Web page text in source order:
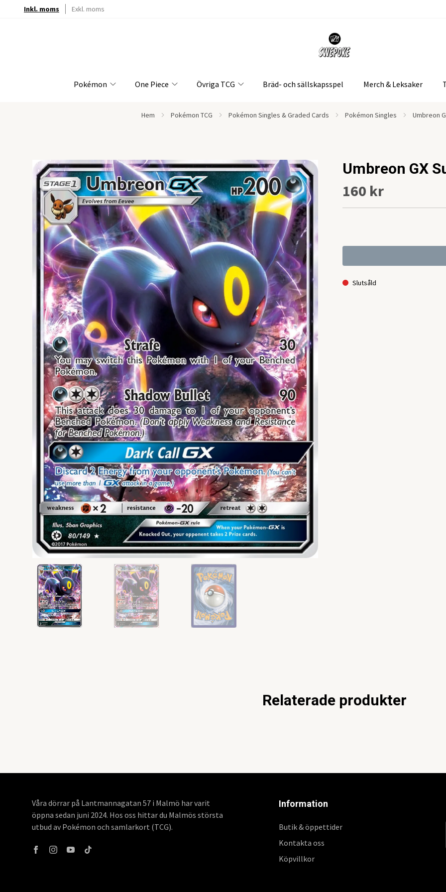
Inkl. moms Exkl. moms
Pokémon One Piece Övriga TCG Bräd- och sällskapsspel Merch & Leksaker
Hem Pokémon TCG Pokémon Singles & Graded Cards Pokémon Singles Umbreon
Umbreon GX
160 kr
Slutsåld
Relaterade produkter
Våra dörrar på Lantmannagatan 57 i Malmö har varit
öppna sedan juni 2024. Hos oss hittar du Malmös största
utbud av Pokémon och samlarkort (TCG).
Information
Butik & öppettider
Kontakta oss
Köpvillkor